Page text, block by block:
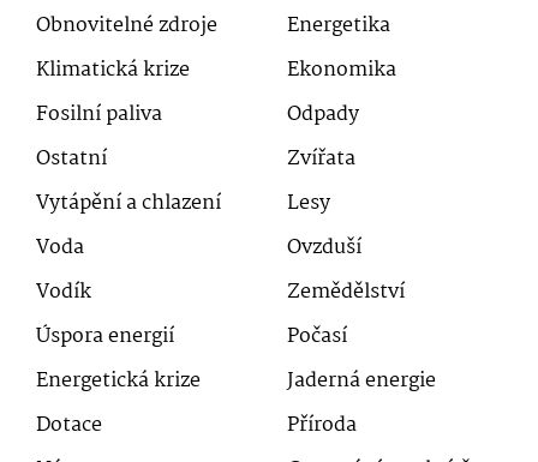
Obnovitelné zdroje
Energetika
Klimatická krize
Ekonomika
Fosilní paliva
Odpady
Ostatní
Zvířata
Vytápění a chlazení
Lesy
Voda
Ovzduší
Vodík
Zemědělství
Úspora energií
Počasí
Energetická krize
Jaderná energie
Dotace
Příroda